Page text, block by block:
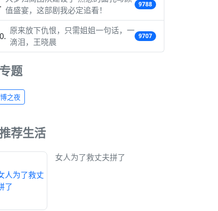
值盛宴，这部剧我必定追看！
9788
原来放下仇恨，只需姐姐一句话，一
滴泪，王晓晨
9707
专题
之夜
荐生活
女人为了救丈夫拼了